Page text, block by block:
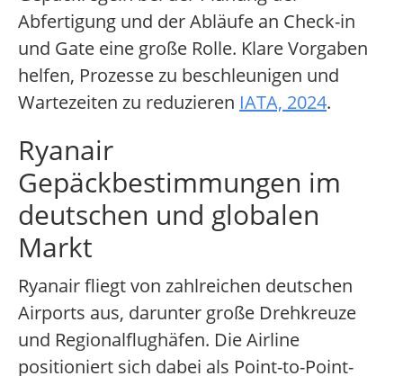
Abfertigung und der Abläufe an Check-in
und Gate eine große Rolle. Klare Vorgaben
helfen, Prozesse zu beschleunigen und
Wartezeiten zu reduzieren IATA, 2024.
Ryanair
Gepäckbestimmungen im
deutschen und globalen
Markt
Ryanair fliegt von zahlreichen deutschen
Airports aus, darunter große Drehkreuze
und Regionalflughäfen. Die Airline
positioniert sich dabei als Point-to-Point-